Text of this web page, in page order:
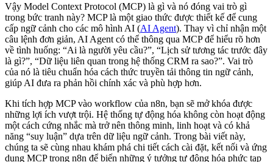
Vậy Model Context Protocol (MCP) là gì và nó đóng vai trò gì
trong bức tranh này? MCP là một giao thức được thiết kế để cung
cấp ngữ cảnh cho các mô hình AI (AI Agent). Thay vì chỉ nhận một
câu lệnh đơn giản, AI Agent có thể thông qua MCP để hiểu rõ hơn
về tình huống: “Ai là người yêu cầu?”, “Lịch sử tương tác trước đây
là gì?”, “Dữ liệu liên quan trong hệ thống CRM ra sao?”. Vai trò
của nó là tiêu chuẩn hóa cách thức truyền tải thông tin ngữ cảnh,
giúp AI đưa ra phản hồi chính xác và phù hợp hơn.
Khi tích hợp MCP vào workflow của n8n, bạn sẽ mở khóa được
những lợi ích vượt trội. Hệ thống tự động hóa không còn hoạt động
một cách cứng nhắc mà trở nên thông minh, linh hoạt và có khả
năng “suy luận” dựa trên dữ liệu ngữ cảnh. Trong bài viết này,
chúng ta sẽ cùng nhau khám phá chi tiết cách cài đặt, kết nối và ứng
dụng MCP trong n8n để biến những ý tưởng tự động hóa phức tạp